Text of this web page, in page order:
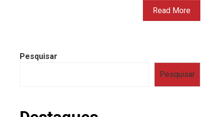
Read More
Pesquisar
Pesquisar